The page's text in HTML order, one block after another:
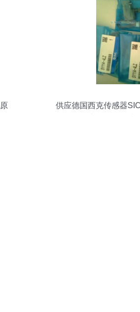
供应德国西克传感器